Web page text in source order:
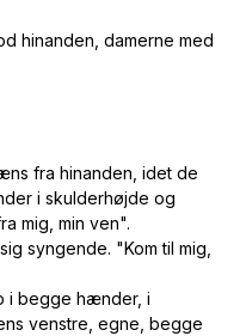
hinanden, damerne med
fra hinanden, idet de
i skulderhøjde og
mig, min ven".
syngende. "Kom til mig,
i begge hænder, i
venstre, egne, begge